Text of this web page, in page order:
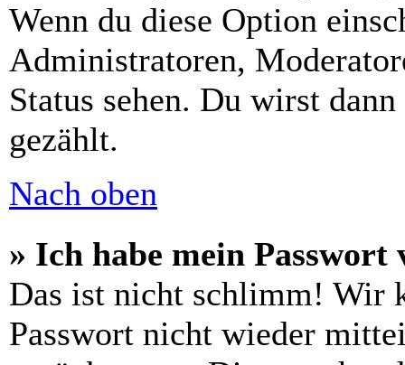
Wenn du diese Option
Administratoren,
Status sehen. Du wirst
gezählt.
Nach oben
» Ich habe mein Passwort
Das ist nicht schlimm! Wir
Passwort nicht wieder